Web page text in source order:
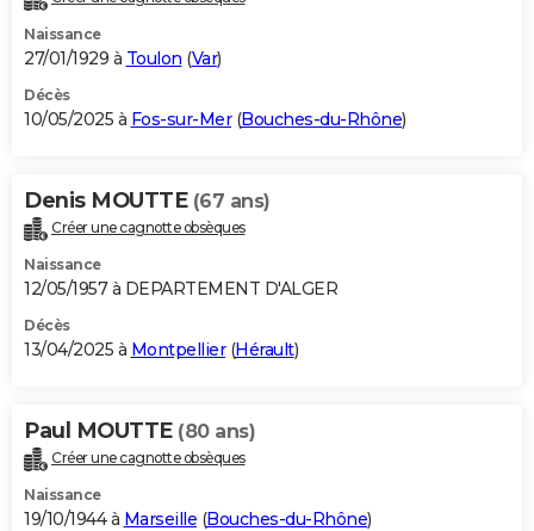
Naissance
27/01/1929 à Toulon (Var)
Décès
10/05/2025 à Fos-sur-Mer(Bouches-du-Rhône)
Denis MOUTTE (67 ans)
Créer une cagnotte obsèques
Naissance
12/05/1957 à DEPARTEMENT D'ALGER
Décès
13/04/2025 à Montpellier(Hérault)
Paul MOUTTE (80 ans)
Créer une cagnotte obsèques
Naissance
19/10/1944 à Marseille (Bouches-du-Rhône)